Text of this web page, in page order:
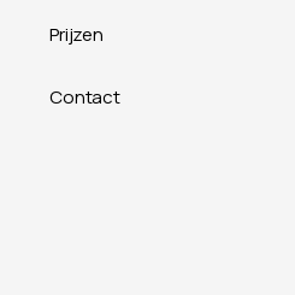
Prijzen
Contact